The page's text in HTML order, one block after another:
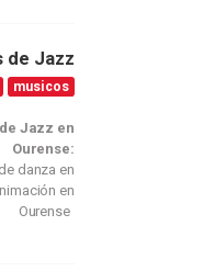
de Jazz
musicos
Jazz en
Ourense:
danza en
en
Ourense